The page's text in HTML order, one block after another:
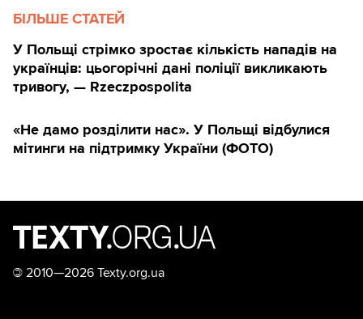
БІЛЬШЕ СТАТЕЙ
У Польщі стрімко зростає кількість нападів на
українців: цьогорічні дані поліції викликають
тривогу, — Rzeczpospolita
«Не дамо розділити нас». У Польщі відбулися
мітинги на підтримку України (ФОТО)
© 2010—2026 Texty.org.ua